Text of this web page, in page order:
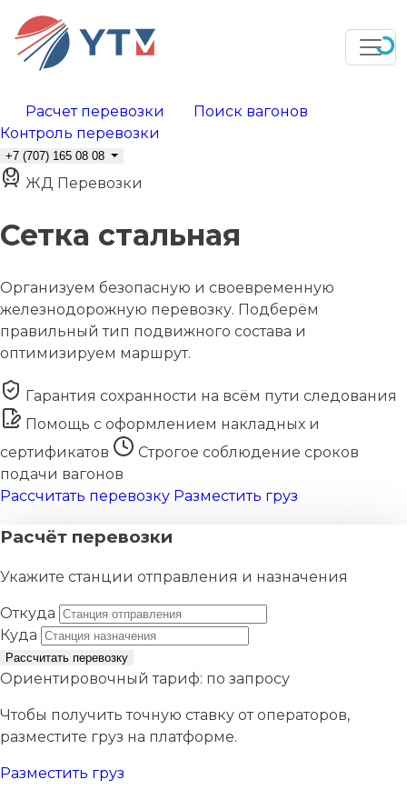
Расчет перевозки
Поиск вагонов
Контроль перевозки
+7 (707) 165 08 08
ЖД Перевозки
Сетка стальная
Организуем безопасную и своевременную
железнодорожную перевозку. Подберём
правильный тип подвижного состава и
оптимизируем маршрут.
Гарантия сохранности на всём пути следования
Помощь с оформлением накладных и
сертификатов
Строгое соблюдение сроков
подачи вагонов
Рассчитать перевозку Разместить груз
Расчёт перевозки
Укажите станции отправления и назначения
Откуда
Куда
Рассчитать перевозку
Ориентировочный тариф: по запросу
Чтобы получить точную ставку от операторов,
разместите груз на платформе.
Разместить груз